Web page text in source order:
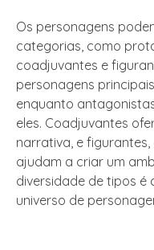
Os personagens
categorias, como
coadjuvantes e
personagens
enquanto
eles. Coadjuvantes
narrativa, e figurantes,
ajudam a criar um
diversidade de tipos é
universo de